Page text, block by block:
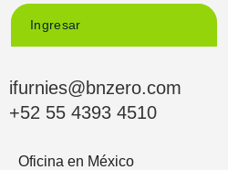
Ingresar
ifurnies@bnzero.com
+52 55 4393 4510
Oficina en México